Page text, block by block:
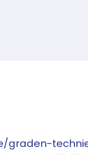
graden-